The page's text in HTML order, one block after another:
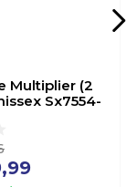
Multiplier (2
Sx7554-
,99